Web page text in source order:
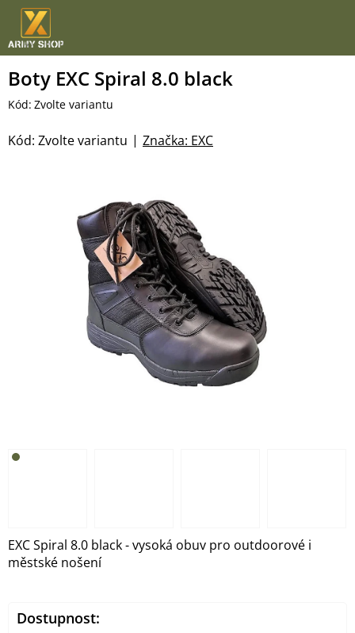
Přejít
obsah
Boty EXC Spiral 8.0 black
Kód: Zvolte variantu
Značka: EXC
Kód: Zvolte variantu
EXC Spiral 8.0 black - vysoká obuv pro outdoorové i
městské nošení
Dostupnost: